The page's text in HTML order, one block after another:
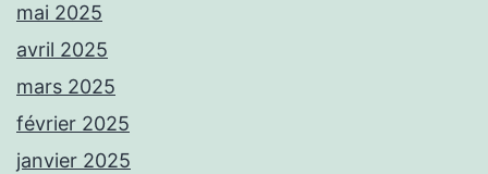
mai 2025
avril 2025
mars 2025
février 2025
janvier 2025